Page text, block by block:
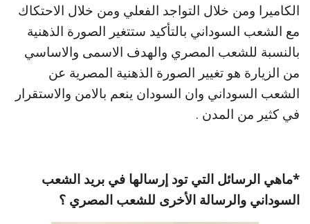
الكاميرا ومن خلال التواجد الفعلي ومن خلال الاحتكاك
مع الشعب السوداني بالتأكيد ستتغير الصورة الذهنية
بالنسبة للشعب المصري والهدف الاسمى والاساسي
من الزيارة هو تغيير الصورة الذهنية المصرية عن
الشعب السوداني وان السودان ينعم بالامن والاستقرار
في كثير من المدن .
*ماهي الرسائل التي تود إرسالها في بريد الشعب
السوداني والرسالة الأخرى للشعب المصري ؟